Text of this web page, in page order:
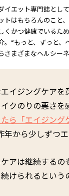
イエット専門誌とし
トはもちろんのこと
しくかつ健康でいるた
。“もっと、ずっと
さまざまなヘルシー
イジングケア
クのりの悪さを
ら「エイジン
年から少しずつ
アは継続する
けられるという